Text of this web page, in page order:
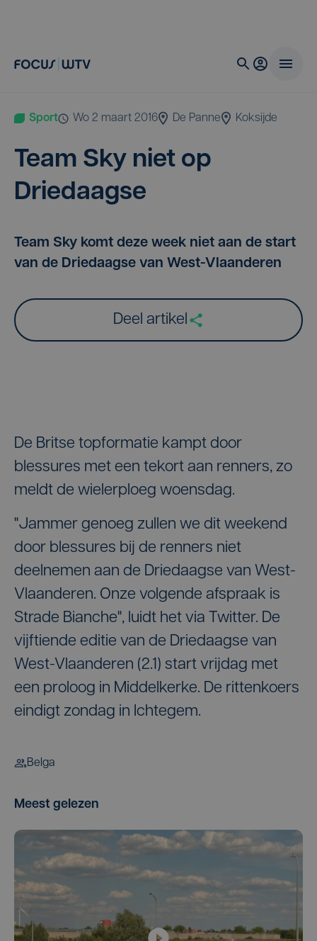
Sport wo 2 maart 2016 De Panne Koksijde
Team Sky niet op
Driedaagse
Team Sky komt deze week niet aan de start
van de Driedaagse van West-Vlaanderen
Deel artikel
De Britse topformatie kampt door
blessures met een tekort aan renners, zo
meldt de wielerploeg woensdag.
"Jammer genoeg zullen we dit weekend
door blessures bij de renners niet
deelnemen aan de Driedaagse van West-
Vlaanderen. Onze volgende afspraak is
Strade Bianche", luidt het via Twitter. De
vijftiende editie van de Driedaagse van
West-Vlaanderen (2.1) start vrijdag met
een proloog in Middelkerke. De rittenkoers
eindigt zondag in Ichtegem.
Belga
Meest gelezen